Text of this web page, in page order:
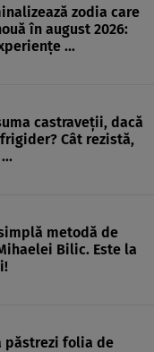
zodia care
în august 2026:
...
castraveții, dacă
Cât rezistă,
metodă de
Bilic. Este la
păstrezi folia de